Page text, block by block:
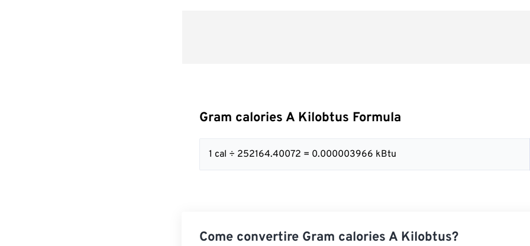
Gram calories A Kilobtus Formula
1 cal ÷ 252164.40072 = 0.000003966 kBtu
Come convertire Gram calories A Kilobtus?